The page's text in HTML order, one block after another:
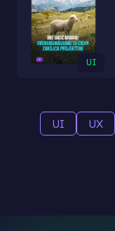
UI
UI UX